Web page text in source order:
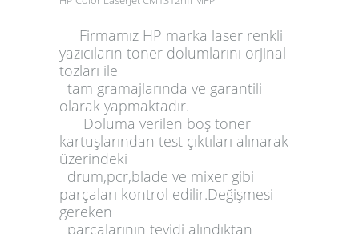
Firmamız HP marka laser renkli
yazıcıların toner dolumlarını orjinal
tozları ile
tam gramajlarında ve garantili
olarak yapmaktadır.
Doluma verilen boş toner
kartuşlarından test çıktıları alınarak
üzerindeki
drum,pcr,blade ve mixer gibi
parçaları kontrol edilir.Değişmesi
gereken
parçalarının teyidi alındıktan